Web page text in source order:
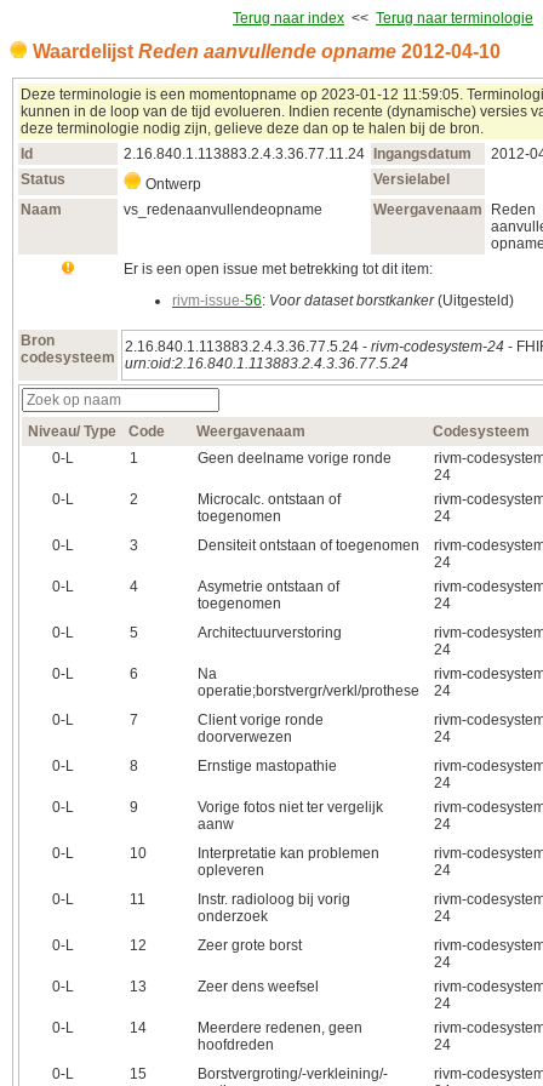
Terug naar index << Terug naar terminologie
Waardelijst Reden aanvullende opname 2012‑04‑10
Deze terminologie is een momentopname op 2023‑01‑12 11:59:05.
kunnen in de loop van de tijd evolueren. Indien recente (dynamische) versies
deze terminologie nodig zijn, gelieve deze dan op te halen bij de bron.
Id
2.16.840.1.113883.2.4.3.36.77.11.24 Ingangsdatum
Status
Ontwerp
Versielabel
Naam
vs_redenaanvullendeopname Weergavenaam
Reden
Er is een open issue met betrekking tot dit item:
rivm-issue-56: Voor dataset borstkanker(Uitgesteld)
Bron
codesysteem
2.16.840.1.113883.2.4.3.36.77.5.24 - rivm-codesystem-24 -
urn:oid:2.16.840.1.113883.2.4.3.36.77.5.24
Niveau/ Type Code Weergavenaam
Codesysteem
0‑L
1 Geen deelname vorige ronde
rivm-
24
0‑L
2
Microcalc. ontstaan of
toegenomen
rivm-
24
0‑L
3 Densiteit ontstaan of toegenomen
rivm-
24
0‑L
4
Asymetrie ontstaan of
toegenomen
rivm-
24
0‑L
5 Architectuurverstoring
rivm-
24
0‑L
6
Na
operatie;borstvergr/verkl/prothese
rivm-
24
0‑L
7
Client vorige ronde
doorverwezen
rivm-
24
0‑L
8 Ernstige mastopathie
rivm-
24
0‑L
9
Vorige fotos niet ter vergelijk
aanw
rivm-
24
0‑L
10
Interpretatie kan problemen
opleveren
rivm-
24
0‑L
11
Instr. radioloog bij vorig
onderzoek
rivm-
24
0‑L
12 Zeer grote borst
rivm-
24
0‑L
13 Zeer dens weefsel
rivm-
24
0‑L
14
Meerdere redenen, geen
hoofdreden
rivm-
24
0‑L
15
Borstvergroting/-verkleining/-
rivm-